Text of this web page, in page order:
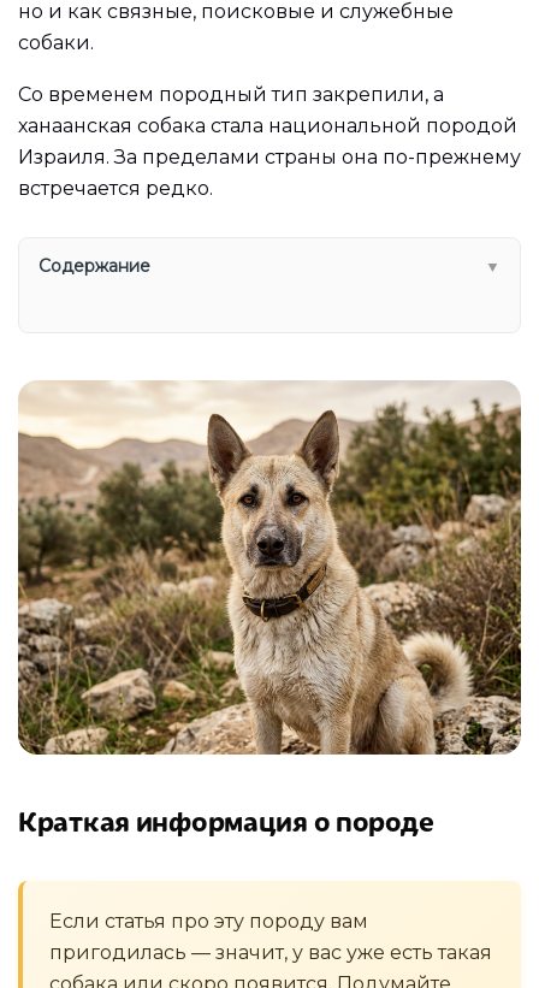
но и как связные, поисковые и служебные
собаки.
Со временем породный тип закрепили, а
ханаанская собака стала национальной породой
Израиля. За пределами страны она по-прежнему
встречается редко.
Содержание ▼
Краткая информация о породе
Если статья про эту породу вам
пригодилась — значит, у вас уже есть такая